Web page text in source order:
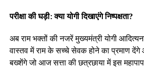
परीक्षा की घड़ी: क्या योगी दिखाएंगे निष्पक्षता?
अब राम भक्तों की नजरें मुख्यमंत्री योगी
वास्तव में राम के सच्चे सेवक होने का प्रमाण देंगे
बख्शेंगे जो आज सत्ता की छत्रछाया में इस